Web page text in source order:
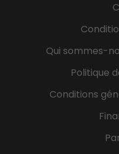
Qui sommes-
Politique
Conditions